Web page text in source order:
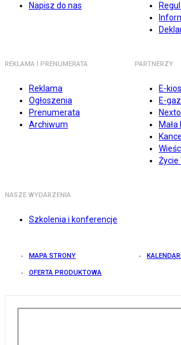
Napisz do nas
REKLAMA I PRENUMERATA
Reklama
Ogłoszenia
Prenumerata
Archiwum
PARTNERZY
E-
E-
Życie
NASZE WYDARZENIA
Szkolenia i konferencje
MAPA STRONY
OFERTA PRODUKTOWA